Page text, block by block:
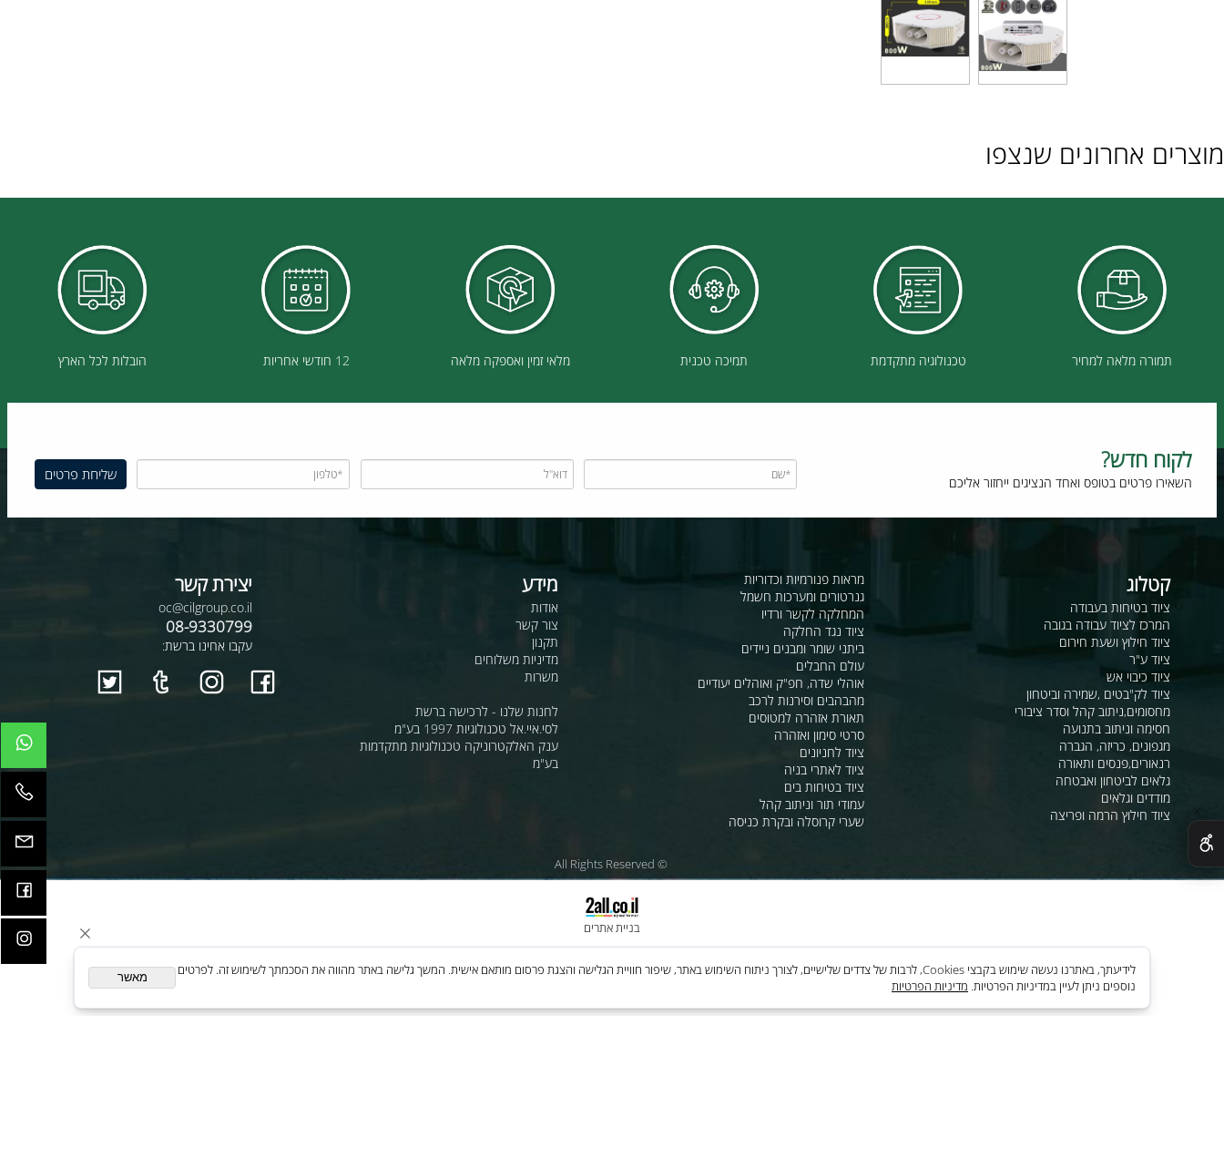
אחרונים שנצפו
חדש?
ציוד בטיחות בעבודה
המרכז לציוד עבודה בגובה
ציוד חילוץ ושעת חירום
ציוד כיבוי אש
ציוד לק"בטים ,שמירה וביטחון
מחסומים,ניתוב קהל וסדר ציבורי
חסימה וניתוב בתנועה
מגפונים, כריזה, הגברה
רנאורים,פנסים ותאורה
גלאים לביטחון ואבטחה
מודדים וגלאים
ציוד חילוץ הרמה ופריצה
מראות פנורמיות וכדוריות
גנרטורים ומערכות חשמל
המחלקה לקשר ורדיו
ציוד נגד החלקה
ביתני שומר ומבנים ניידים
עולם החבלים
אוהלי שדה, חפ"ק ואוהלים יעודיים
מהבהבים וסירנות לרכב
תאורת אזהרה למטוסים
סרטי סימון ואזהרה
ציוד לחניונים
עמודי תור וניתוב קהל
מידע
אודות
צור קשר
תקנון
מדיניות משלוחים
משרות
יצירת קשר
oc@cilgroup.co.il
08-9330799